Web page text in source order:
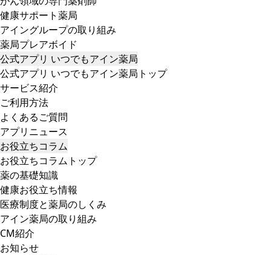
健康サポート薬局
アイングループの取り組み
薬局プレアボイド
公式アプリ いつでもアイン薬局
公式アプリ いつでもアイン薬局トップ
サービス紹介
ご利用方法
よくあるご質問
アプリニュース
お役立ちコラム
お役立ちコラムトップ
薬の基礎知識
健康お役立ち情報
医療制度と薬局のしくみ
アイン薬局の取り組み
CM紹介
お知らせ